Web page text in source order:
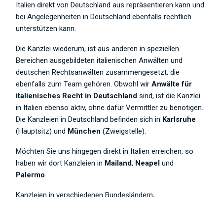
Italien direkt von Deutschland aus repräsentieren kann und
bei Angelegenheiten in Deutschland ebenfalls rechtlich
unterstützen kann.
Die Kanzlei wiederum, ist aus anderen in speziellen
Bereichen ausgebildeten italienischen Anwälten und
deutschen Rechtsanwälten zusammengesetzt, die
ebenfalls zum Team gehören. Obwohl wirAnwälte für
italienisches Recht in Deutschland sind, ist die Kanzlei
in Italien ebenso aktiv, ohne dafür Vermittler zu benötigen.
Die Kanzleien in Deutschland befinden sich in Karlsruhe
(Hauptsitz) und München(Zweigstelle).
Möchten Sie uns hingegen direkt in Italien erreichen, so
haben wir dort Kanzleien in Mailand, Neapel und
Palermo.
Kanzleien in verschiedenen Bundesländern,